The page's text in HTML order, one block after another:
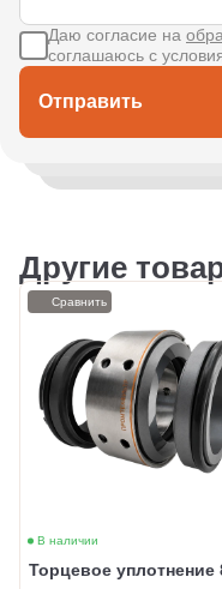
Отправить
Даю согласие на
соглашаюсь с
Другие
В наличии
Торцевое уплотнение
Сравнить